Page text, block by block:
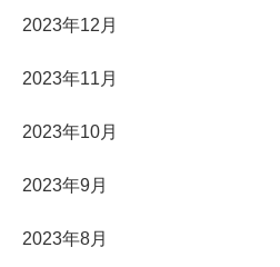
2023年12月
2023年11月
2023年10月
2023年9月
2023年8月